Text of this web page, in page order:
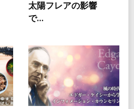
太陽フレアの影響
で…